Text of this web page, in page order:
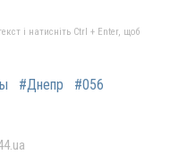
і натисніть Ctrl + Enter, щоб
#Днепр #056